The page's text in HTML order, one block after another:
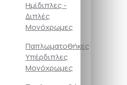
Ημίδιπλες -
Διπλές
Μονόχρωμες
Παπλωματοθήκες
Υπέρδιπλες
Μονόχρωμες